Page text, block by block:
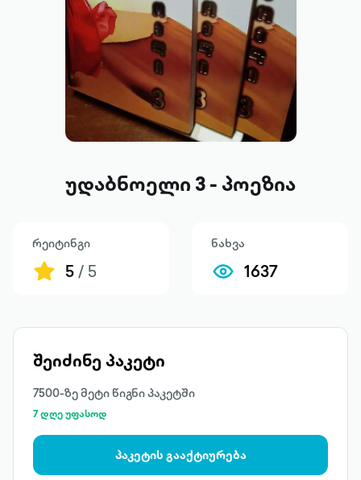
უდაბნოელი 3 - პოეზია
რეიტინგი
5/ 5
ნახვა
1637
შეიძინე პაკეტი
7500-ზე მეტი წიგნი პაკეტში
7 დღე უფასოდ
პაკეტის გააქტიურება